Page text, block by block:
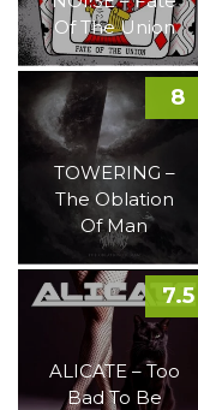
Of The Union
TOWERING –
The Oblation
Of Man
8
ALICATE – Too
Bad To Be
7.5